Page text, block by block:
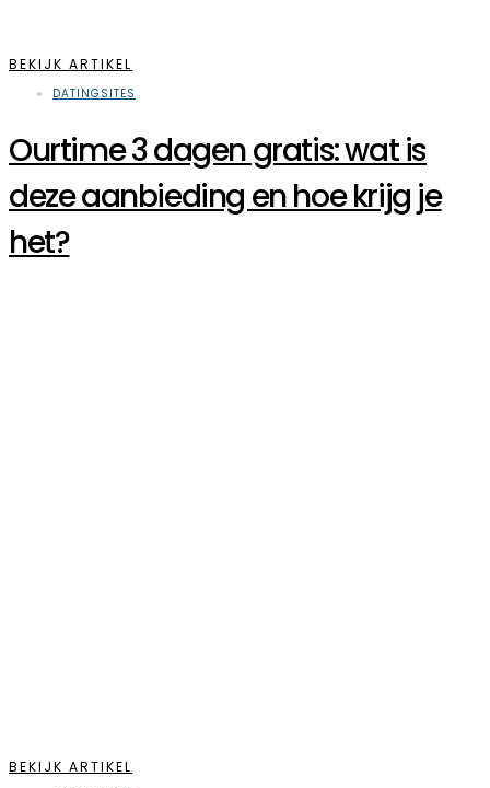
BEKIJK ARTIKEL
DATINGSITES
Ourtime 3 dagen gratis: wat is
deze aanbieding en hoe krijg je
het?
BEKIJK ARTIKEL